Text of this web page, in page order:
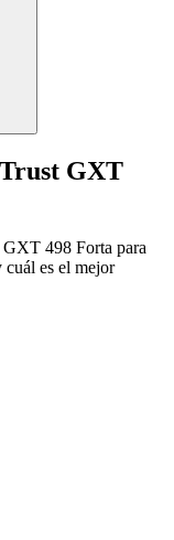
GXT
498 Forta para
cuál es el mejor